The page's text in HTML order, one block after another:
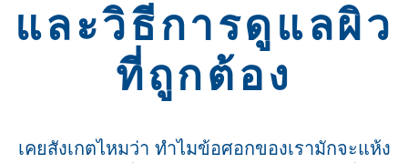
และวิธีการดูแลผิว
ที่ถูกต้อง
เคยสังเกตไหมว่า ทำไมข้อศอกของเรามักจะแห้ง